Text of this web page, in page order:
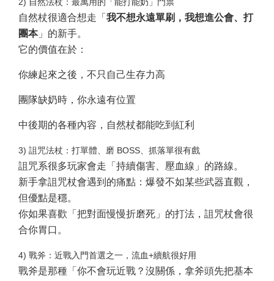
2) 自然法杖：最萬用的「能打能奶」門票
自然杖很適合想走「 我不想永遠單刷，我想進公會、打
團本」的新手。
它的價值在於：
你練起來之後，不只自己生存力高
團隊缺奶時，你永遠有位置
中後期的各種內容，自然杖都能吃到紅利
3) 詛咒法杖：打單體、磨 BOSS、抓落單很有戲
詛咒系很多玩家會走「持續傷害、壓血線」的路線。
新手拿詛咒杖會遇到的痛點：爆發不如某些武器直觀，
但優點是穩。
你如果喜歡「把對面慢慢折磨死」的打法，詛咒杖會很
合你胃口。
4) 戰斧：近戰入門首選之一，流血+續航很好用
戰斧是那種「你不會玩近戰？沒關係，拿斧頭先把基本